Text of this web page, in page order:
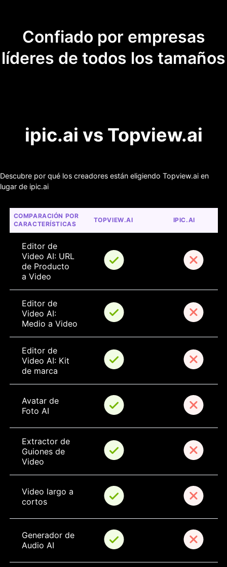
Confiado por empresas
líderes de todos los tamaños
ipic.ai vs Topview.ai
Descubre por qué los creadores están eligiendo Topview.ai en
lugar de ipic.ai
COMPARACIÓN POR
CARACTERÍSTICAS
TOPVIEW.AI IPIC.AI
Editor de
Video AI: URL
de Producto
a Video
Editor de
Video AI:
Medio a Video
Editor de
Video AI: Kit
de marca
Avatar de
Foto AI
Extractor de
Guiones de
Video
Video largo a
cortos
Generador de
Audio AI